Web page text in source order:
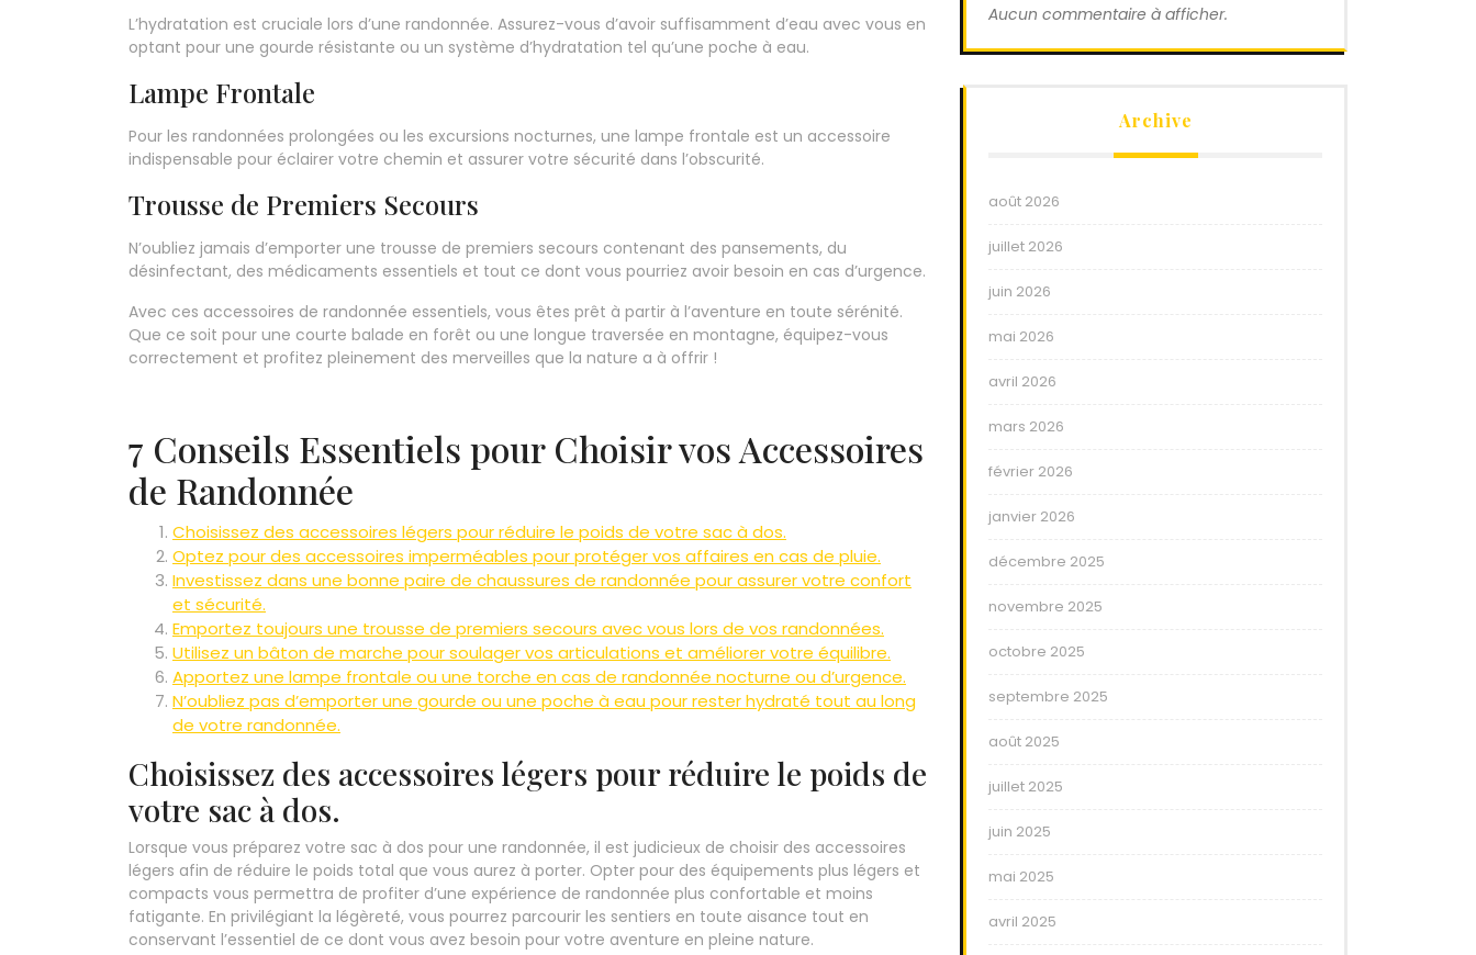
L’hydratation est cruciale lors d’une randonnée. Assurez-vous d’avoir suffisamment d’eau avec vous en
optant pour une gourde résistante ou un système d’hydratation tel qu’une poche à eau.
Lampe Frontale
Pour les randonnées prolongées ou les excursions nocturnes, une lampe frontale est un accessoire
indispensable pour éclairer votre chemin et assurer votre sécurité dans l’obscurité.
Trousse de Premiers Secours
N’oubliez jamais d’emporter une trousse de premiers secours contenant des pansements, du
désinfectant, des médicaments essentiels et tout ce dont vous pourriez avoir besoin en cas d’urgence.
Avec ces accessoires de randonnée essentiels, vous êtes prêt à partir à l’aventure en toute sérénité.
Que ce soit pour une courte balade en forêt ou une longue traversée en montagne, équipez-vous
correctement et profitez pleinement des merveilles que la nature a à offrir !
7 Conseils Essentiels pour Choisir vos Accessoires
de Randonnée
Choisissez des accessoires légers pour réduire le poids de votre sac à dos.
Optez pour des accessoires imperméables pour protéger vos affaires en cas de pluie.
Investissez dans une bonne paire de chaussures de randonnée pour assurer votre confort
et sécurité.
Emportez toujours une trousse de premiers secours avec vous lors de vos randonnées.
Utilisez un bâton de marche pour soulager vos articulations et améliorer votre équilibre.
Apportez une lampe frontale ou une torche en cas de randonnée nocturne ou d’urgence.
N’oubliez pas d’emporter une gourde ou une poche à eau pour rester hydraté tout au long
de votre randonnée.
Choisissez des accessoires légers pour réduire le poids de
votre sac à dos.
Lorsque vous préparez votre sac à dos pour une randonnée, il est judicieux de choisir des accessoires
légers afin de réduire le poids total que vous aurez à porter. Opter pour des équipements plus légers et
compacts vous permettra de profiter d’une expérience de randonnée plus confortable et moins
fatigante. En privilégiant la légèreté, vous pourrez parcourir les sentiers en toute aisance tout en
conservant l’essentiel de ce dont vous avez besoin pour votre aventure en pleine nature.
Aucun commentaire à afficher.
Archive
août 2026
juillet 2026
juin 2026
mai 2026
avril 2026
mars 2026
février 2026
janvier 2026
décembre 2025
novembre 2025
octobre 2025
septembre 2025
août 2025
juillet 2025
juin 2025
mai 2025
avril 2025